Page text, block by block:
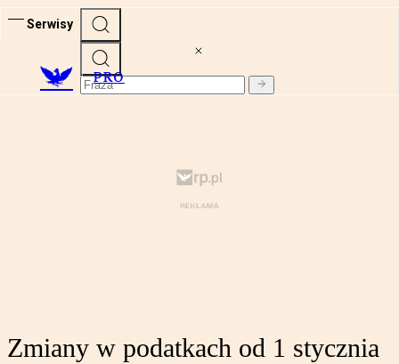
Serwisy
PRO
Zmiany w podatkach od 1 stycznia